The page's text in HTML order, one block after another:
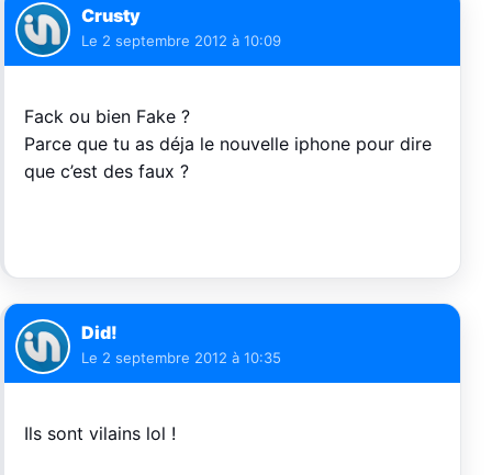
Crusty
Le 2 septembre 2012 à 10:09
Fack ou bien Fake ?
Parce que tu as déja le nouvelle iphone pour dire
que c’est des faux ?
Did!
Le 2 septembre 2012 à 10:35
Ils sont vilains lol !